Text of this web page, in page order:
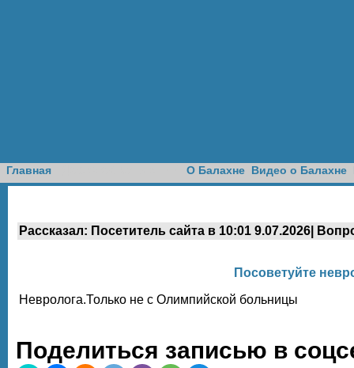
Главная О Балахне Видео о Балахне
Рассказал: Посетитель сайта в 10:01 9.07.2026|
Посоветуйте
Невролога.Только не с Олимпийской больницы
Поделиться записью в